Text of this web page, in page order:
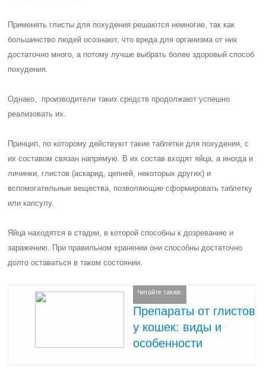
Применять глисты для похудения решаются немногие, так как
большинство людей осознают, что вреда для организма от них
достаточно много, а потому лучше выбрать более здоровый способ
похудения.
Однако, производители таких средств продолжают успешно
реализовать их.
Принцип, по которому действуют такие таблетки для похудения, с
их составом связан напрямую. В их состав входят яйца, а иногда и
личинки, глистов (аскарид, цепней, некоторых других) и
вспомогательные вещества, позволяющие сформировать таблетку
или капсулу.
Яйца находятся в стадии, в которой способны к дозреванию и
заражению. При правильном хранении они способны достаточно
долго оставаться в таком состоянии.
Читайте также:
Препараты от глистов
у кошек: виды и
особенности